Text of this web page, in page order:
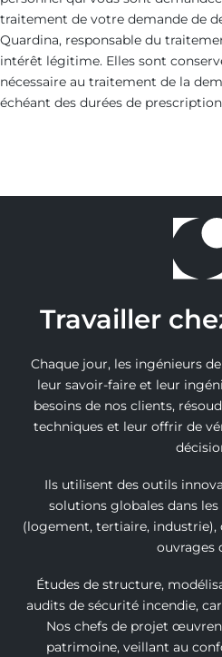
traitement de votre demande de
Quardina, responsable du
intérêt légitime. Elles sont
nécessaire au traitement de la
échéant des durées de
Travailler
Chaque jour, les ingénieurs
leur savoir-faire et leur
besoins de nos clients,
techniques et leur offrir de
Ils utilisent des outils
solutions globales dans
(logement, tertiaire, industrie),
ouvrages
Études de structure,
audits de sécurité incendie,
Nos chefs de projet
patrimoine, veillant au